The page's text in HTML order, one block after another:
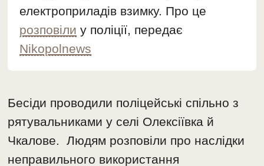
електроприладів взимку. Про це
розповіли у поліції, передає
Nikopolnews
Бесіди проводили поліцейські спільно з
рятувальниками у селі Олексіївка й
Чкалове. Людям розповіли про наслідки
неправильного використання